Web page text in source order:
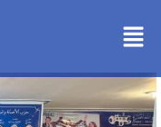
إلىMenu